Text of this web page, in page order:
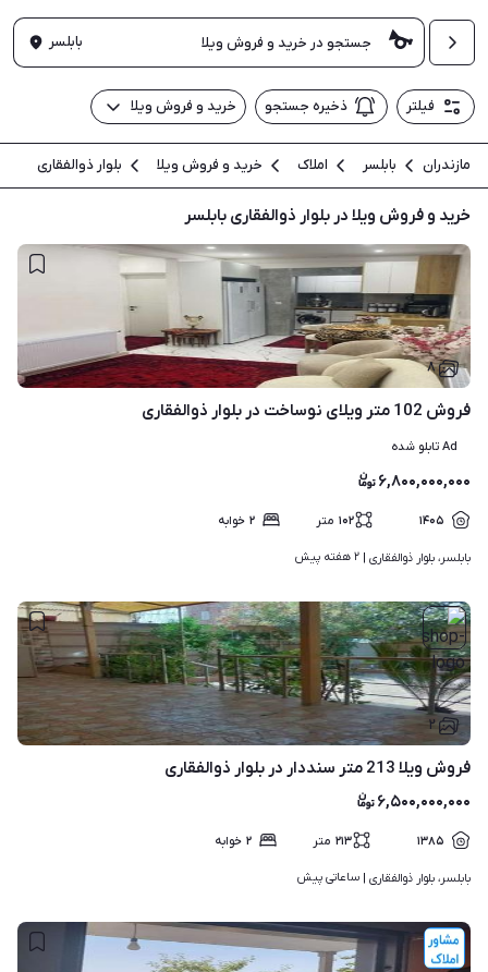
بابلسر
فیلتر ذخیره جستجو خرید و فروش ویلا
مازندران بابلسر املاک خرید و فروش ویلا بلوار ذوالفقاری
خرید و فروش ویلا در بلوار ذوالفقاری بابلسر
۸
فروش 102 متر ویلای نوساخت در بلوار ذوالفقاری
Ad تابلو شده
۶,۸۰۰,۰۰۰,۰۰۰
۱۴۰۵ ۱۰۲ متر ۲ خوابه
بابلسر، بلوار ذوالفقاری | ۲ هفته پیش
۲
فروش ویلا 213 متر سنددار در بلوار ذوالفقاری
۶,۵۰۰,۰۰۰,۰۰۰
۱۳۸۵ ۲۱۳ متر ۲ خوابه
بابلسر، بلوار ذوالفقاری | ساعاتی پیش